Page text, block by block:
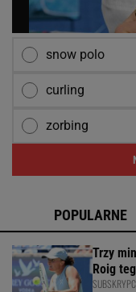
snow polo
curling
zorbing
POPULARNE
Trzy
Roig